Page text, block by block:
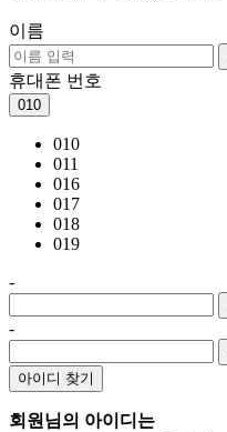
이름
휴대폰 번호
010
010
011
016
017
018
019
-
-
아이디 찾기
회원님의 아이디는